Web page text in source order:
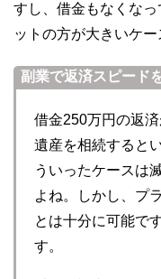
すし、借金もなくな
ットの方が大きいケー
副業で返済スピード
借金250万円の返
遺産を相続すると
ういったケースは
よね。しかし、プ
とは十分に可能で
す。